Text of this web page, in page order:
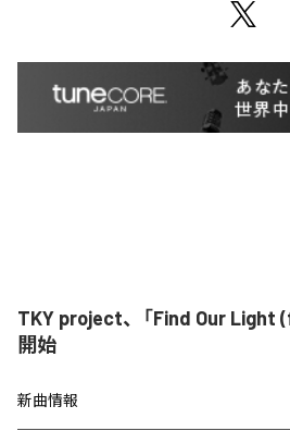
TKY project、「Find Our Light
開始
新曲情報